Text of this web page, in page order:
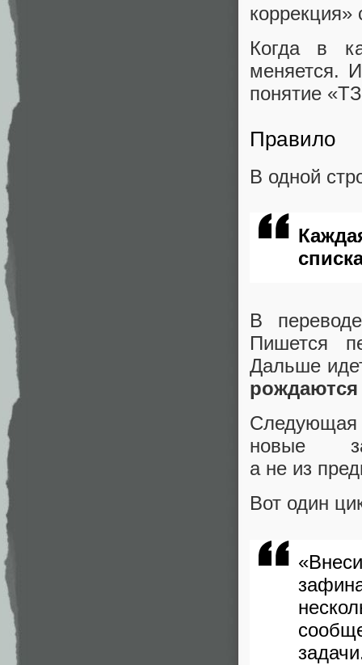
коррекция»
Когда в
меняется.
понятие
Правило
В одной
В
Пишется
Дальше
новые
а не из
Вот один